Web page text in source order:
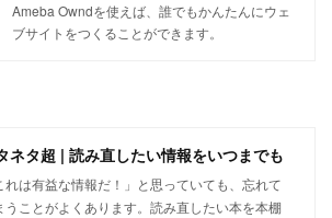
Ameba Owndを使えば、誰でもかんたんにウェ
ブサイトをつくることができます。
ネタ超 | 読み直したい情報をいつまでも
れは有益な情報だ！」と思っていても、忘れて
うことがよくあります。読み直したい本を本棚